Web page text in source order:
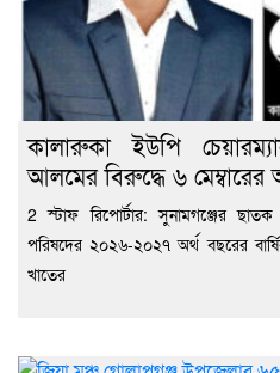
কালারুকা ইউপি
আলমের বিরুদ্ধে ৬ মেম্বারের
2 স্টাফ রিপোর্টার: সুনামগঞ্জের
পরিষদের ২০২৬-২০২৭ অর্থ বছরের
খাতের